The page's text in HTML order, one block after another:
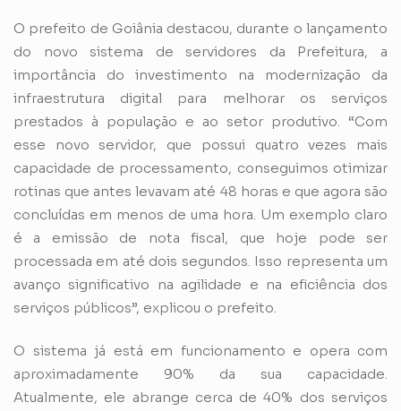
O prefeito de Goiânia destacou, durante o lançamento
do novo sistema de servidores da Prefeitura, a
importância do investimento na modernização da
infraestrutura digital para melhorar os serviços
prestados à população e ao setor produtivo. “Com
esse novo servidor, que possui quatro vezes mais
capacidade de processamento, conseguimos otimizar
rotinas que antes levavam até 48 horas e que agora são
concluídas em menos de uma hora. Um exemplo claro
é a emissão de nota fiscal, que hoje pode ser
processada em até dois segundos. Isso representa um
avanço significativo na agilidade e na eficiência dos
serviços públicos”, explicou o prefeito.
O sistema já está em funcionamento e opera com
aproximadamente 90% da sua capacidade.
Atualmente, ele abrange cerca de 40% dos serviços